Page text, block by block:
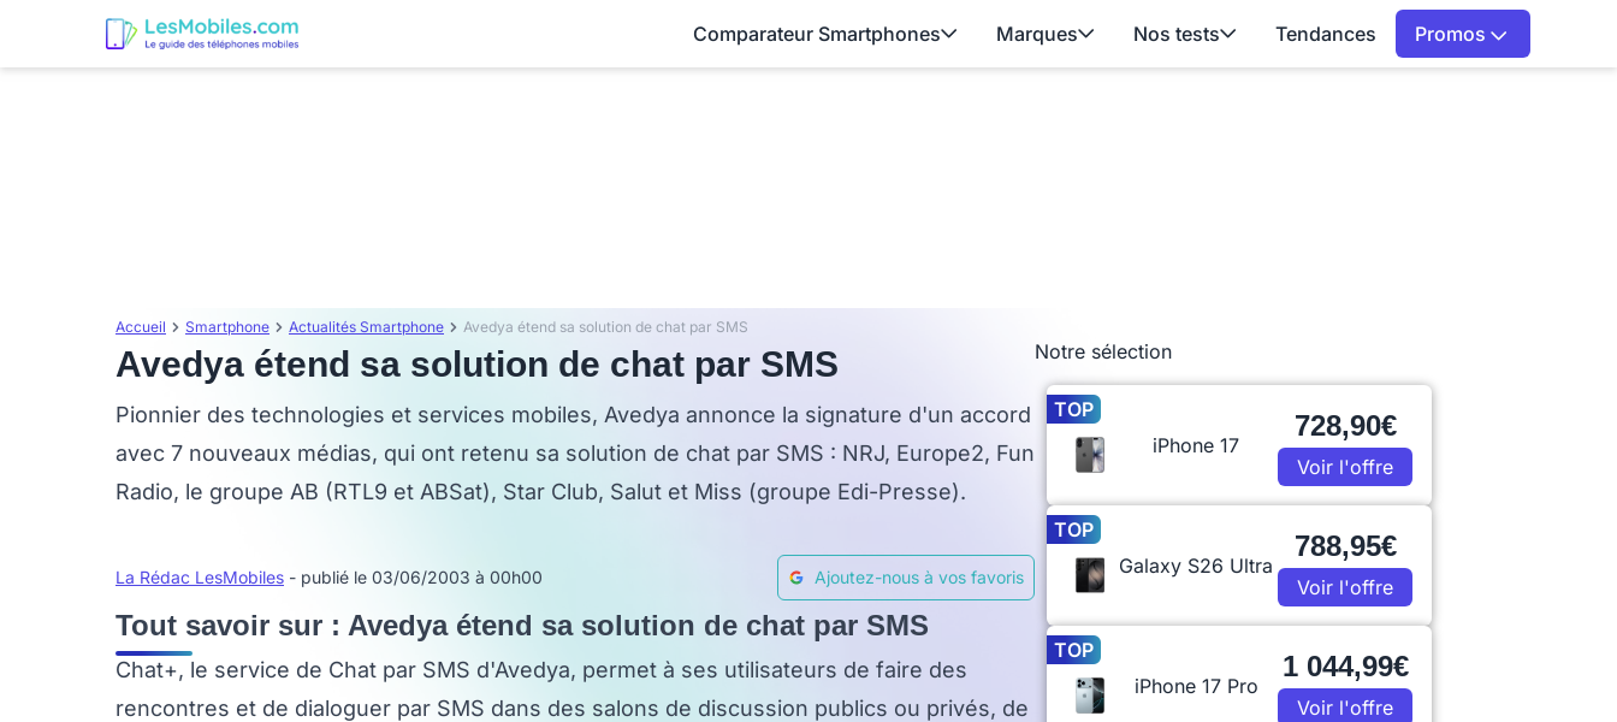
Comparateur Smartphones Marques Nos tests Tendances Promos
Accueil Smartphone Actualités Smartphone Avedya étend sa solution de chat par SMS
Avedya étend sa solution de chat par SMS
Pionnier des technologies et services mobiles, Avedya annonce la signature d'un accord
avec 7 nouveaux médias, qui ont retenu sa solution de chat par SMS : NRJ, Europe2, Fun
Radio, le groupe AB (RTL9 et ABSat), Star Club, Salut et Miss (groupe Edi-Presse).
La Rédac LesMobiles - publié le 03/06/2003 à 00h00 Ajoutez-nous à vos favoris
Tout savoir sur : Avedya étend sa solution de chat par SMS
Chat+, le service de Chat par SMS d'Avedya, permet à ses utilisateurs de faire des
rencontres et de dialoguer par SMS dans des salons de discussion publics ou privés, de
Notre sélection
TOP
iPhone 17
728,90€
Voir l'offre
TOP
Galaxy S26 Ultra
788,95€
Voir l'offre
TOP
iPhone 17 Pro
1 044,99€
Voir l'offre